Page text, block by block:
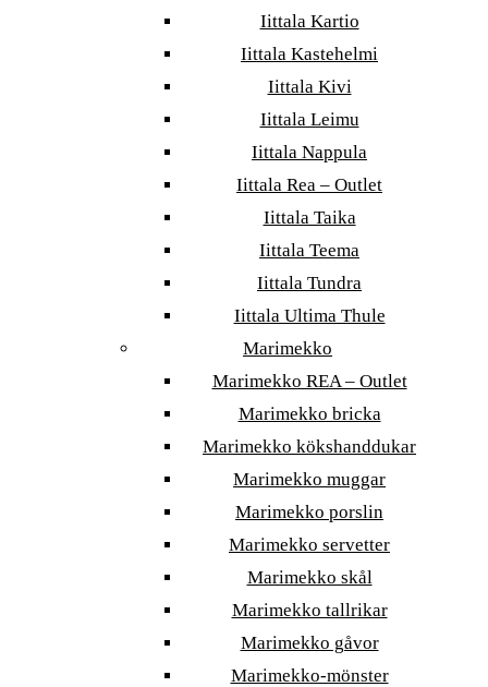
Iittala Kartio
Iittala Kastehelmi
Iittala Kivi
Iittala Leimu
Iittala Nappula
Iittala Rea – Outlet
Iittala Taika
Iittala Teema
Iittala Tundra
Iittala Ultima Thule
Marimekko
Marimekko REA – Outlet
Marimekko bricka
Marimekko kökshanddukar
Marimekko muggar
Marimekko porslin
Marimekko servetter
Marimekko skål
Marimekko tallrikar
Marimekko gåvor
Marimekko-mönster